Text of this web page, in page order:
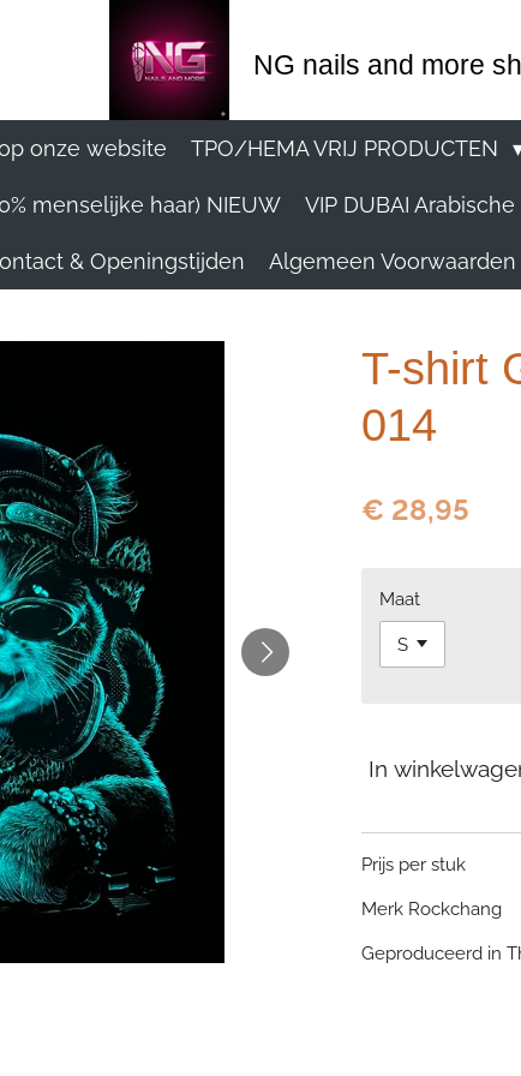
NG nails and more
onze website TPO/HEMA VRIJ PRODUCTEN
menselijke haar) NIEUW VIP DUBAI
& Openingstijden Algemeen Voorwaarden
T-shirt
014
€ 28,95
Maat
In
Prijs per stuk
Merk Rockchang
Geproduceerd in